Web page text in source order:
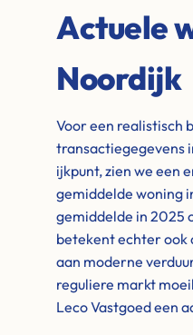
Actuele
Noordijk
Voor een realistisch
transactiegegevens
ijkpunt, zien we een
gemiddelde woning
gemiddelde in 2025
betekent echter ook
aan moderne
reguliere markt
Leco Vastgoed een